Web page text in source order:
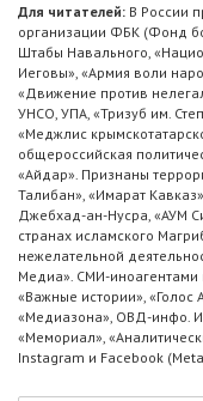
Для читателей: В России
организации ФБК (Фонд
Штабы Навального,
Иеговы», «Армия воли
«Движение против
УНСО, УПА, «Тризуб им.
«Меджлис
общероссийская
«Айдар». Признаны
Талибан», «Имарат
Джебхад-ан-Нусра, «АУМ
странах исламского
нежелательной
Медиа». СМИ-иноагентами
«Важные истории», «Голос
«Медиазона», ОВД-инфо.
«Мемориал»,
Instagram и Facebook